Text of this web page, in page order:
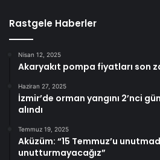
Rastgele Haberler
Nisan 12, 2025
Akaryakıt pompa fiyatları son
Haziran 27, 2025
İzmir’de orman yangını 2’nci
alındı
Temmuz 19, 2025
Aküzüm: “15 Temmuz’u
unutturmayacağız”